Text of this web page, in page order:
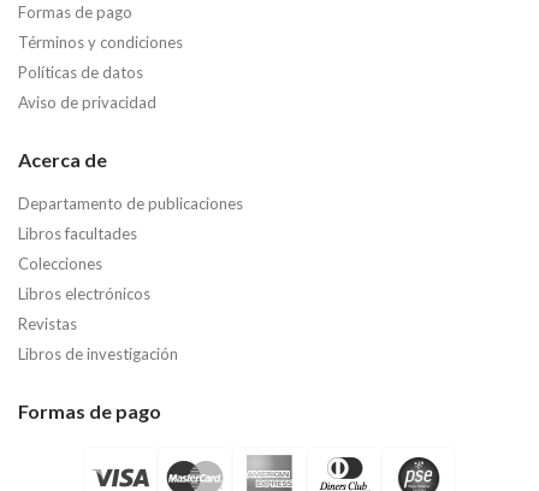
Formas de pago
Términos y condiciones
Políticas de datos
Aviso de privacidad
Acerca de
Departamento de publicaciones
Libros facultades
Colecciones
Libros electrónicos
Revistas
Libros de investigación
Formas de pago